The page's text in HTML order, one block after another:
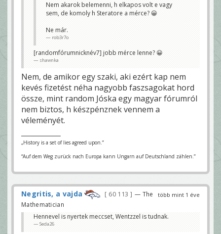
A jobb lába lent volt pont az elkapás pillanatában, a
bal meg tiszta bent volt. Ez egy teljesen tiszta
elkapás volt…
Tomcsik
Nem akarok belemenni, h elkapos volt e vagy
sem, de komoly h Steratore a mérce? 😀
Ne már.
rob3r7o
[randomfórumnicknév7] jobb mérce lenne? 😀
shawnka
Nem, de amikor egy szaki, aki ezért kap nem
kevés fizetést néha nagyobb faszsagokat hord
össze, mint random Jóska egy magyar fórumról
nem biztos, h készpénznek vennem a
véleményét.
„History is a set of lies agreed upon.”
“Auf dem Weg zurück nach Europa kann Ungarn auf Deutschland zählen.”
több mint 1 éve
Negritis, a vajda 60 113
— The
Mathematician
Hennevel is nyertek meccset, Wentzzel is tudnak.
Seda26